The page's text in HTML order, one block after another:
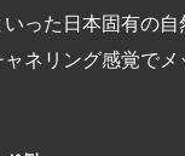
った日本固有の
ャネリング感覚で